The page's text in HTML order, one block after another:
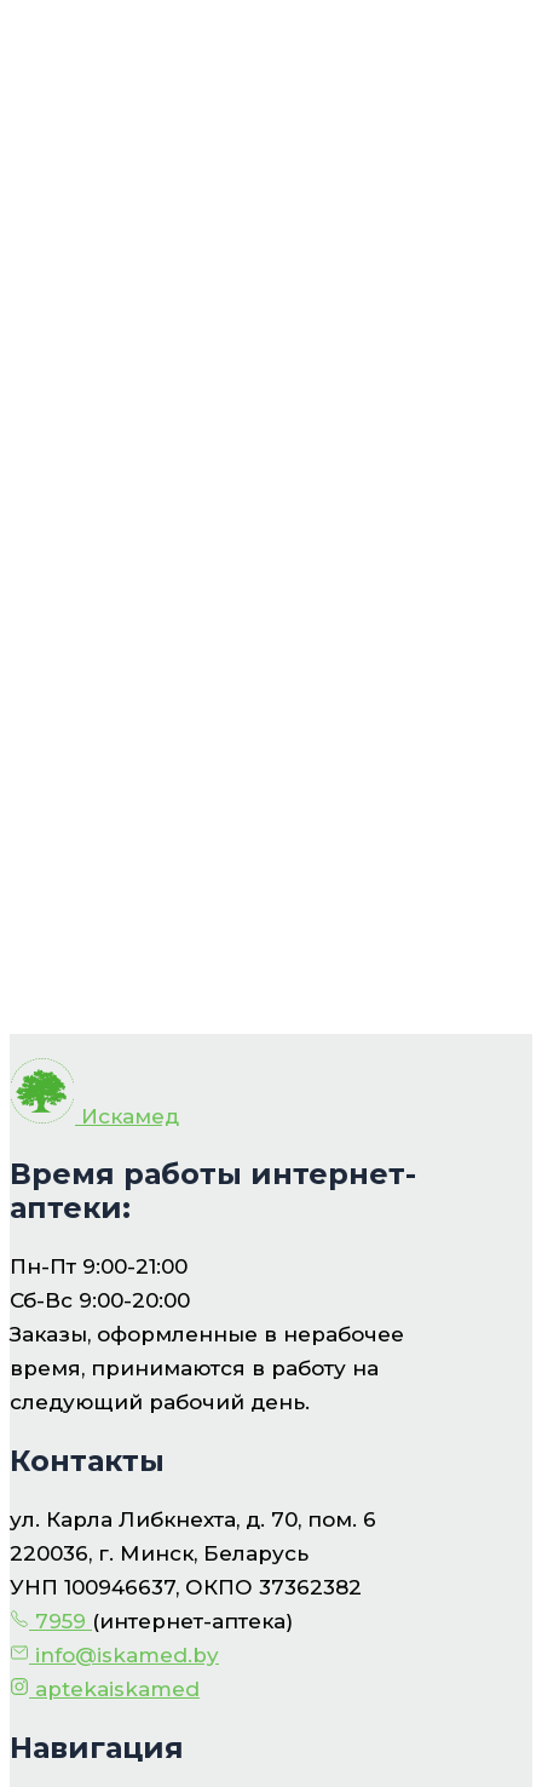
Искамед
Время работы интернет-
аптеки:
Пн-Пт 9:00-21:00
Сб-Вс 9:00-20:00
Заказы, оформленные в нерабочее
время, принимаются в работу на
следующий рабочий день.
Контакты
ул. Карла Либкнехта, д. 70, пом. 6
220036, г. Минск, Беларусь
УНП 100946637, ОКПО 37362382
7959 (интернет-аптека)
info@iskamed.by
aptekaiskamed
Навигация